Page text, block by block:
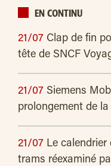
EN CONTINU
21/07 Clap de fin
tête de SNCF
21/07 Siemens
prolongement de
21/07 Le calendrier
trams réexaminé